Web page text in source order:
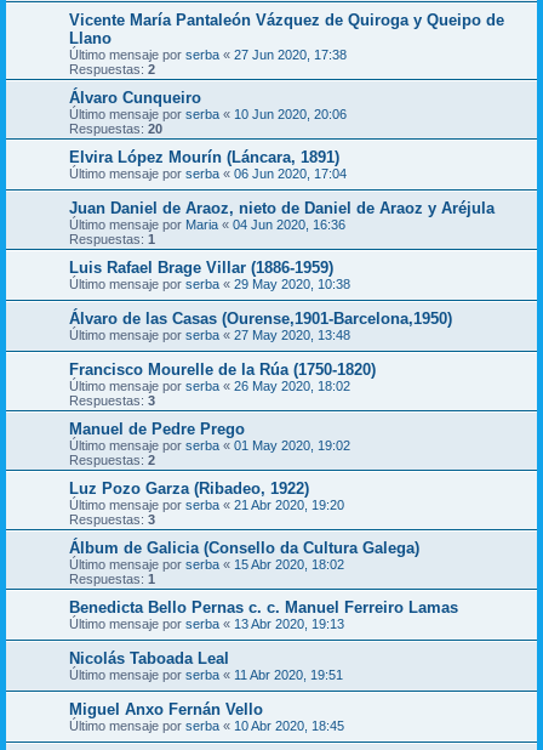
Vicente María Pantaleón Vázquez de Quiroga y Queipo de
Llano
Último mensaje por serba « 27 Jun 2020, 17:38
Respuestas: 2
Álvaro Cunqueiro
Último mensaje por serba « 10 Jun 2020, 20:06
Respuestas: 20
Elvira López Mourín (Láncara, 1891)
Último mensaje por serba « 06 Jun 2020, 17:04
Juan Daniel de Araoz, nieto de Daniel de Araoz y Aréjula
Último mensaje por Maria « 04 Jun 2020, 16:36
Respuestas: 1
Luis Rafael Brage Villar (1886-1959)
Último mensaje por serba « 29 May 2020, 10:38
Álvaro de las Casas (Ourense,1901-Barcelona,1950)
Último mensaje por serba « 27 May 2020, 13:48
Francisco Mourelle de la Rúa (1750-1820)
Último mensaje por serba « 26 May 2020, 18:02
Respuestas: 3
Manuel de Pedre Prego
Último mensaje por serba « 01 May 2020, 19:02
Respuestas: 2
Luz Pozo Garza (Ribadeo, 1922)
Último mensaje por serba « 21 Abr 2020, 19:20
Respuestas: 3
Álbum de Galicia (Consello da Cultura Galega)
Último mensaje por serba « 15 Abr 2020, 18:02
Respuestas: 1
Benedicta Bello Pernas c. c. Manuel Ferreiro Lamas
Último mensaje por serba « 13 Abr 2020, 19:13
Nicolás Taboada Leal
Último mensaje por serba « 11 Abr 2020, 19:51
Miguel Anxo Fernán Vello
Último mensaje por serba « 10 Abr 2020, 18:45